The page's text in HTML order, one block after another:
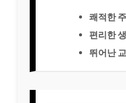
쾌적한
편리한
뛰어난